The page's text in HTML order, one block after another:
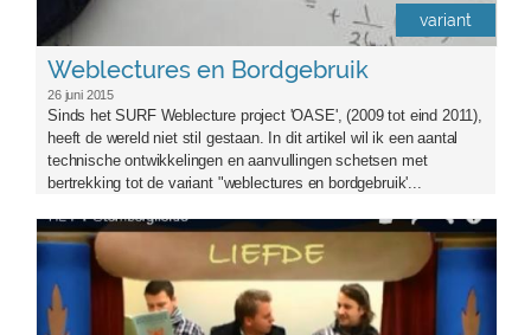
variant
Weblectures en Bordgebruik
26 juni 2015
Sinds het SURF Weblecture project 'OASE', (2009 tot eind 2011),
heeft de wereld niet stil gestaan. In dit artikel wil ik een aantal
technische ontwikkelingen en aanvullingen schetsen met
bertrekking tot de variant "weblectures en bordgebruik'...
sternbergliefde.png